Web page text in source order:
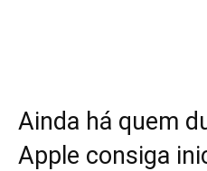
Ainda há quem
Apple consiga